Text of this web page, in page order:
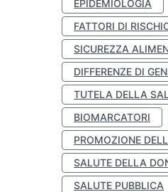
EPIDEMIOLOGIA
FATTORI DI
SICUREZZA
DIFFERENZE DI
TUTELA DELLA
BIOMARCATORI
PROMOZIONE
SALUTE DELLA
SALUTE PUBBLICA